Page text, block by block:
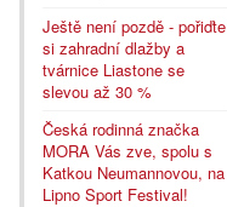
Ještě není pozdě - pořiďte
si zahradní dlažby a
tvárnice Liastone se
slevou až 30 %
Česká rodinná značka
MORA Vás zve, spolu s
Katkou Neumannovou, na
Lipno Sport Festival!